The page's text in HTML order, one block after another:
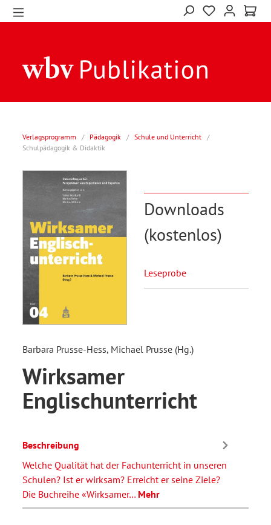
Verlagsprogramm / Pädagogik / Schule und Unterricht /
Schulpädagogik & Didaktik
Downloads
(kostenlos)
Leseprobe
Barbara Prusse-Hess, Michael Prusse (Hg.)
Wirksamer
Englischunterricht
Beschreibung
Welche Qualität hat der Fachunterricht in unseren
Schulen? Ist er wirksam? Erreicht er seine Ziele?
Die Buchreihe «Wirksamer… Mehr